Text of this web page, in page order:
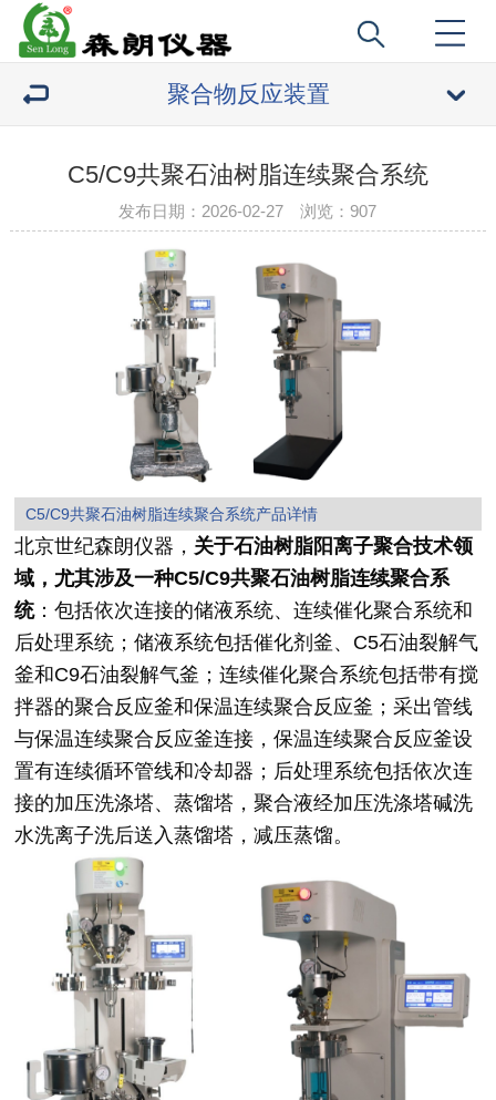
聚合物反应装置
C5/C9共聚石油树脂连续聚合系统
发布日期：2026-02-27 浏览： 907
C5/C9共聚石油树脂连续聚合系统产品详情
北京世纪森朗仪器， 关于石油树脂阳离子聚合技术领
域，尤其涉及一种C5/C9共聚石油树脂连续聚合系
统：包括依次连接的储液系统、连续催化聚合系统和
后处理系统；储液系统包括催化剂釜、C5石油裂解气
釜和C9石油裂解气釜；连续催化聚合系统包括带有搅
拌器的聚合反应釜和保温连续聚合反应釜；采出管线
与保温连续聚合反应釜连接，保温连续聚合反应釜设
置有连续循环管线和冷却器；后处理系统包括依次连
接的加压洗涤塔、蒸馏塔，聚合液经加压洗涤塔碱洗
水洗离子洗后送入蒸馏塔，减压蒸馏。